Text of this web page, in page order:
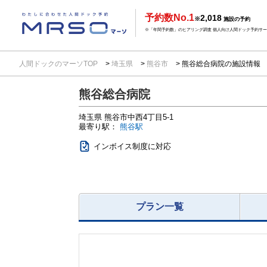
予約数No.1※2,018 施設の予約
※「年間予約数」のヒアリング調査 個人向け人間ドック予約サ
人間ドックのマーソTOP 埼玉県 熊谷市 熊谷総合病院の施設情報
熊谷総合病院
埼玉県 熊谷市中西4丁目5-1
最寄り駅： 熊谷駅
インボイス制度に対応
プラン一覧